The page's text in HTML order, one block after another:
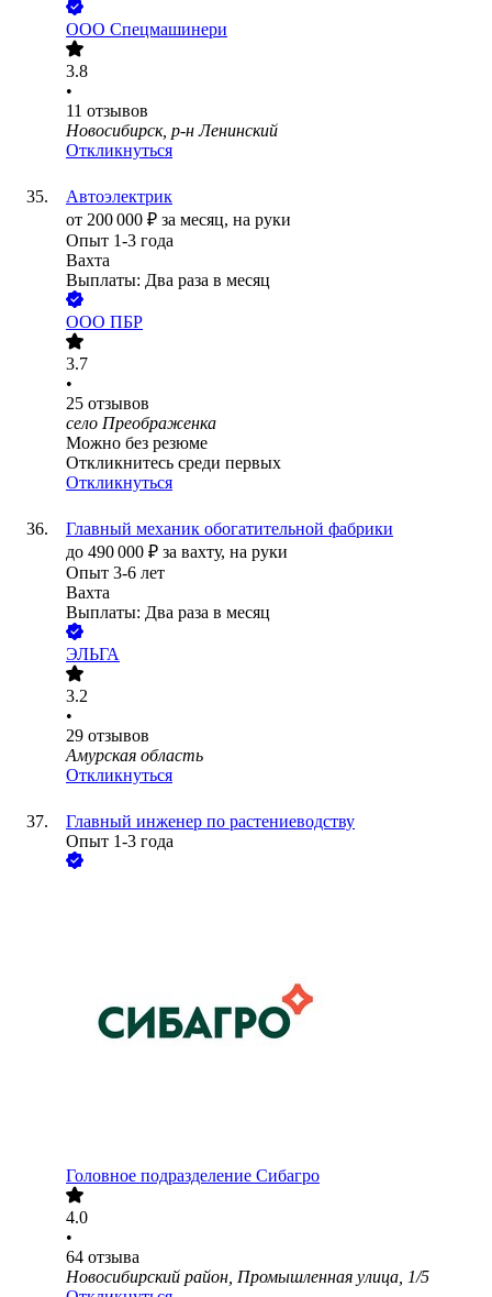
ООО Спецмашинери
3.8
•
11 отзывов
Новосибирск, р-н Ленинский
Откликнуться
Автоэлектрик
от 200 000 ₽ за месяц, на руки
Опыт 1-3 года
Вахта
Выплаты: Два раза в месяц
ООО ПБР
3.7
•
25 отзывов
село Преображенка
Можно без резюме
Откликнитесь среди первых
Откликнуться
Главный механик обогатительной фабрики
до 490 000 ₽ за вахту, на руки
Опыт 3-6 лет
Вахта
Выплаты: Два раза в месяц
ЭЛЬГА
3.2
•
29 отзывов
Амурская область
Откликнуться
Главный инженер по растениеводству
Опыт 1-3 года
Головное подразделение Сибагро
4.0
•
64 отзыва
Новосибирский район, Промышленная улица, 1/5